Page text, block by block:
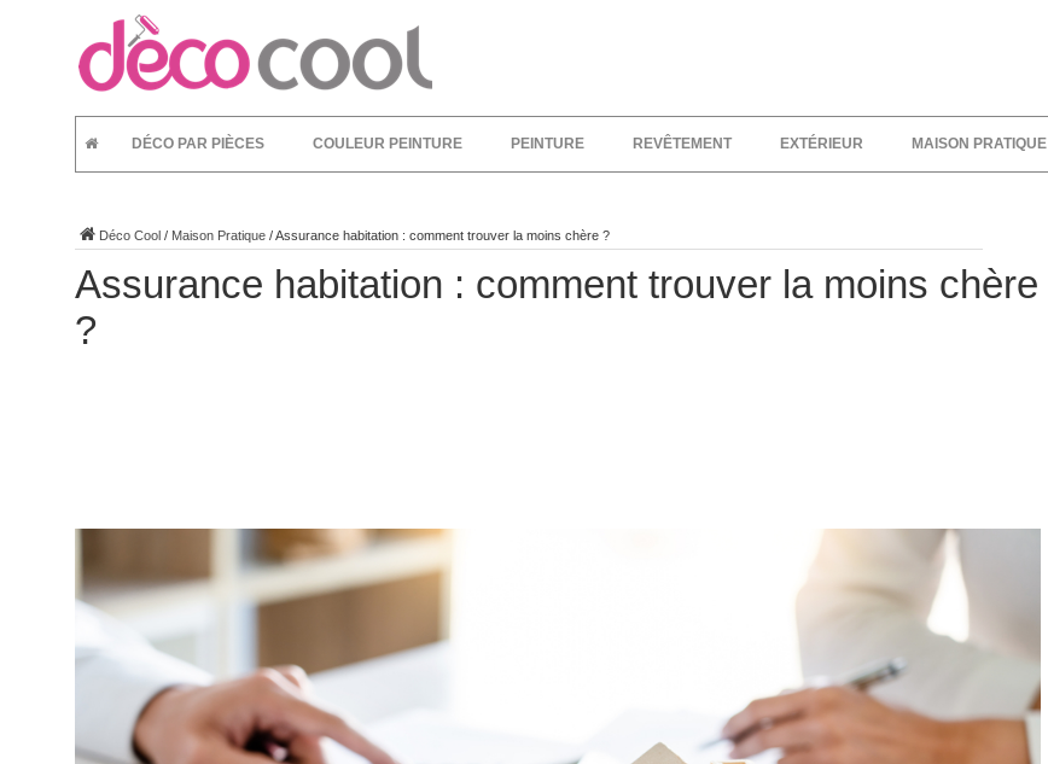
DÉCO PAR PIÈCES COULEUR PEINTURE PEINTURE REVÊTEMENT EXTÉRIEUR MAISON PRATIQUE
Déco Cool / Maison Pratique /Assurance habitation : comment trouver la moins chère ?
Assurance habitation : comment trouver la moins chère
?